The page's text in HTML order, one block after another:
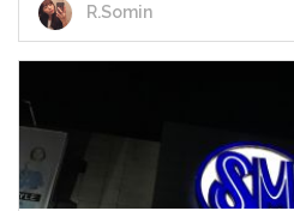
R.Somin